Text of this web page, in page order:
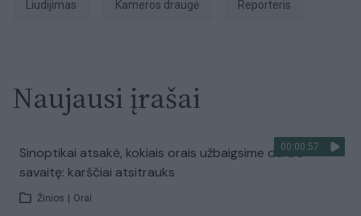
liudijimas kameros draugė Reporteris
Naujausi įrašai
00:00:57
Sinoptikai atsakė, kokiais orais užbaigsime darbo
savaitę: karščiai atsitrauks
Žinios Orai